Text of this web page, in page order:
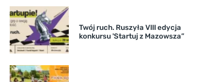
Twój ruch. Ruszyła VIII edycja
konkursu 'Startuj z Mazowsza”